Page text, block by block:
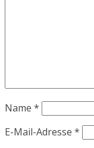
Name *
E-Mail-Adresse *